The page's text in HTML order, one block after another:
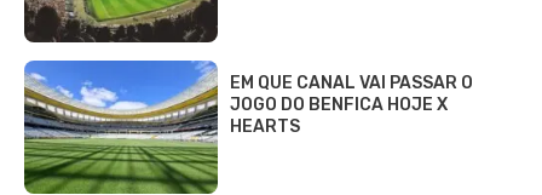
EM QUE CANAL VAI PASSAR O
JOGO DO BENFICA HOJE X
HEARTS